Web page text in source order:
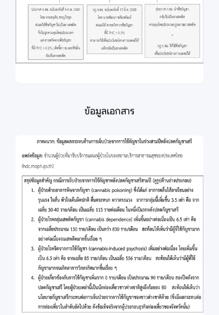
ข้อมูลเอกสาร